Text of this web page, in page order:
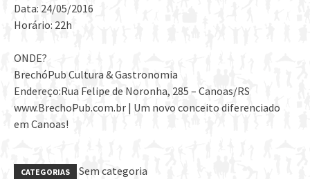
Data: 24/05/2016
Horário: 22h
ONDE?
BrechóPub Cultura & Gastronomia
Endereço:Rua Felipe de Noronha, 285 – Canoas/RS
www.BrechoPub.com.br | Um novo conceito diferenciado
em Canoas!
CATEGORIAS Sem categoria